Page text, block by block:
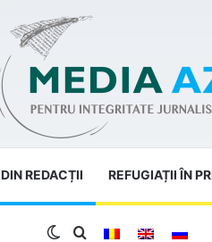
REDACȚII REFUGIAȚII ÎN
Switch skin
Search for